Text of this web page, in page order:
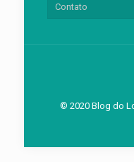
Contato
© 2020 Blog do